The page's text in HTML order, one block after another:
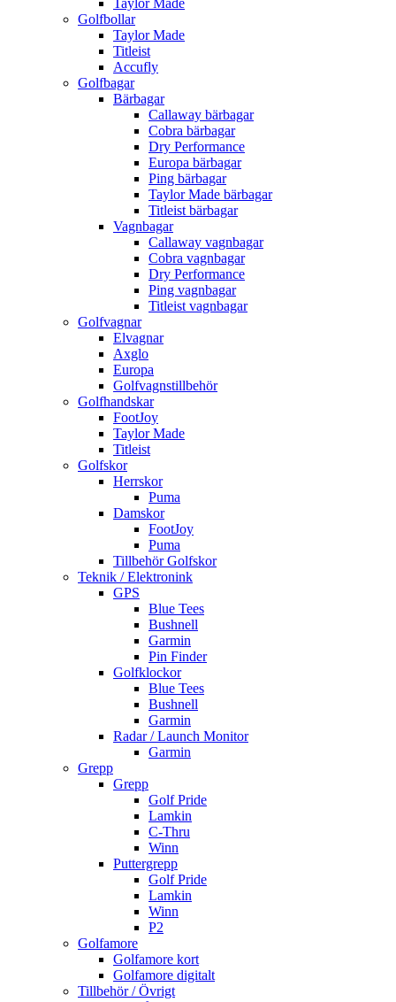
Golfbollar
Taylor Made
Titleist
Accufly
Golfbagar
Bärbagar
Callaway bärbagar
Cobra bärbagar
Dry Performance
Europa bärbagar
Ping bärbagar
Taylor Made bärbagar
Titleist bärbagar
Vagnbagar
Callaway vagnbagar
Cobra vagnbagar
Dry Performance
Ping vagnbagar
Titleist vagnbagar
Golfvagnar
Elvagnar
Axglo
Europa
Golfvagnstillbehör
Golfhandskar
FootJoy
Taylor Made
Titleist
Golfskor
Herrskor
Puma
Damskor
FootJoy
Puma
Tillbehör Golfskor
Teknik / Elektronink
GPS
Blue Tees
Bushnell
Garmin
Pin Finder
Golfklockor
Blue Tees
Bushnell
Garmin
Radar / Launch Monitor
Garmin
Grepp
Grepp
Golf Pride
Lamkin
C-Thru
Winn
Puttergrepp
Golf Pride
Lamkin
Winn
P2
Golfamore
Golfamore kort
Golfamore digitalt
Tillbehör / Övrigt